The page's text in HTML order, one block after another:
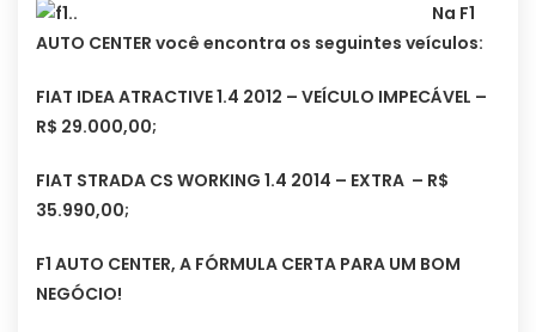
Na F1
AUTO CENTER você encontra os seguintes veículos:
FIAT IDEA ATRACTIVE 1.4 2012 – VEÍCULO IMPECÁVEL –
R$ 29.000,00;
FIAT STRADA CS WORKING 1.4 2014 – EXTRA – R$
35.990,00;
F1 AUTO CENTER, A FÓRMULA CERTA PARA UM BOM
NEGÓCIO!